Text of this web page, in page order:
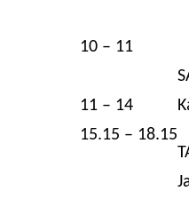
10 – 11
11 – 14
15.15 – 18.15